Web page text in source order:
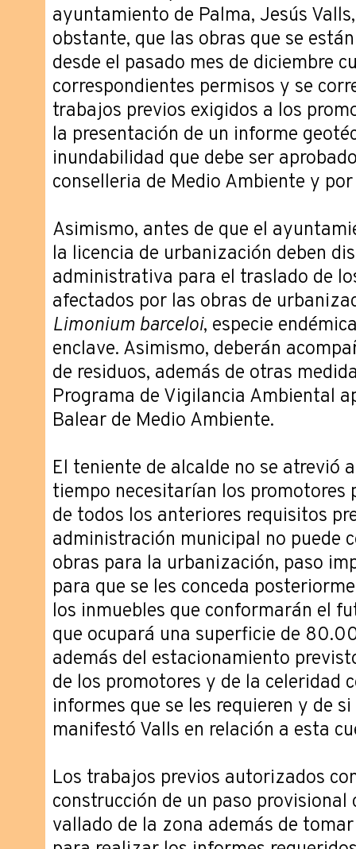
ayuntamiento de Palma, Jesús
obstante, que las obras que se
desde el pasado mes de diciembre
correspondientes permisos y se
trabajos previos exigidos a los
la presentación de un informe
inundabilidad que debe ser
conselleria de Medio Ambiente y
Asimismo, antes de que el
la licencia de urbanización deben
administrativa para el traslado de
afectados por las obras de
Limonium barceloi, especie
enclave. Asimismo, deberán
de residuos, además de otras
Programa de Vigilancia Ambiental
Balear de Medio Ambiente.
El teniente de alcalde no se atrevió
tiempo necesitarían los promotores
de todos los anteriores requisitos
administración municipal no puede
obras para la urbanización, paso
para que se les conceda
los inmuebles que conformarán el
que ocupará una superficie de
además del estacionamiento
de los promotores y de la celeridad
informes que se les requieren y de
manifestó Valls en relación a esta
Los trabajos previos autorizados
construcción de un paso
vallado de la zona además de